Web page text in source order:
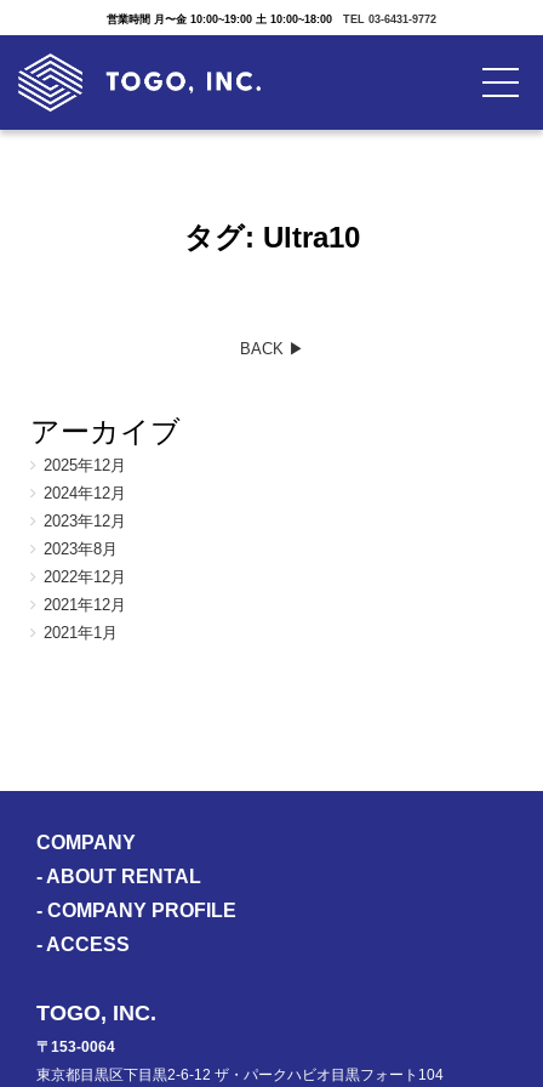
営業時間 月〜金 10:00~19:00 土 10:00~18:00 TEL 03-6431-9772
タグ: Ultra10
BACK ▶︎
アーカイブ
2025年12月
2024年12月
2023年12月
2023年8月
2022年12月
2021年12月
2021年1月
COMPANY
- ABOUT RENTAL
- COMPANY PROFILE
- ACCESS
TOGO, INC.
〒153-0064
東京都目黒区下目黒2-6-12 ザ・パークハビオ目黒フォート104